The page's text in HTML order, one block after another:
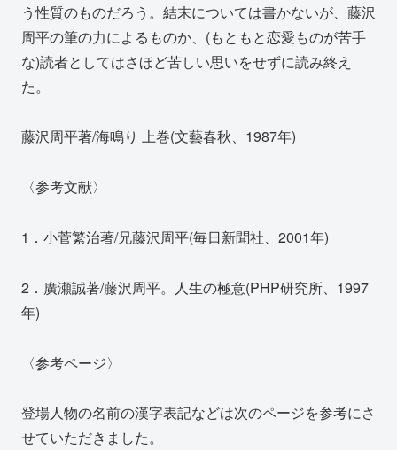
う性質のものだろう。結末については書かないが、藤沢
周平の筆の力によるものか、(もともと恋愛ものが苦手
な)読者としてはさほど苦しい思いをせずに読み終え
た。
藤沢周平著/海鳴り 上巻(文藝春秋、1987年)
〈参考文献〉
1．小菅繁治著/兄藤沢周平(毎日新聞社、2001年)
2．廣瀬誠著/藤沢周平。人生の極意(PHP研究所、1997
年)
〈参考ページ〉
登場人物の名前の漢字表記などは次のページを参考にさ
せていただきました。